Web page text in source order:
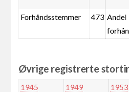
Forhåndsstemmer
473 Andel
Øvrige registrerte
1945 1949 1953